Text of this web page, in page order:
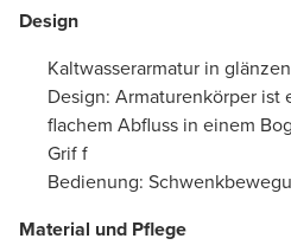
Design
Kaltwasserarmatur in
Design: Armaturenkörper ist
flachem Abfluss in einem
Grif f
Bedienung:
Material und Pflege